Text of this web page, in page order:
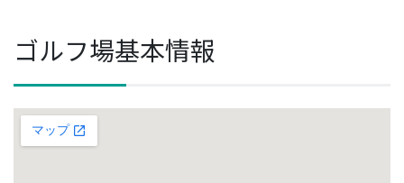
ゴルフ場基本情報